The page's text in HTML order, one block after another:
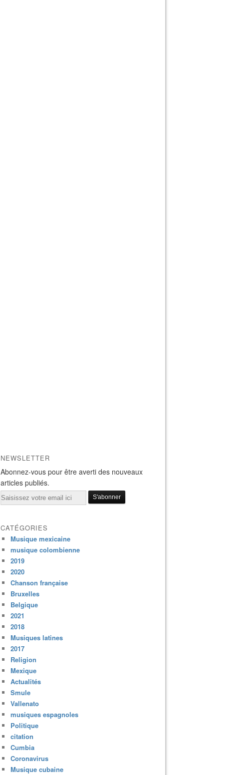
NEWSLETTER
Abonnez-vous pour être averti des nouveaux
articles publiés.
Email
CATÉGORIES
Musique mexicaine
musique colombienne
2019
2020
Chanson française
Bruxelles
Belgique
2021
2018
Musiques latines
2017
Religion
Mexique
Actualités
Smule
Vallenato
musiques espagnoles
Politique
citation
Cumbia
Coronavirus
Musique cubaine